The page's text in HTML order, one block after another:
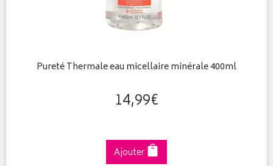
Pureté Thermale eau micellaire minérale 400ml
14,99€
Ajouter